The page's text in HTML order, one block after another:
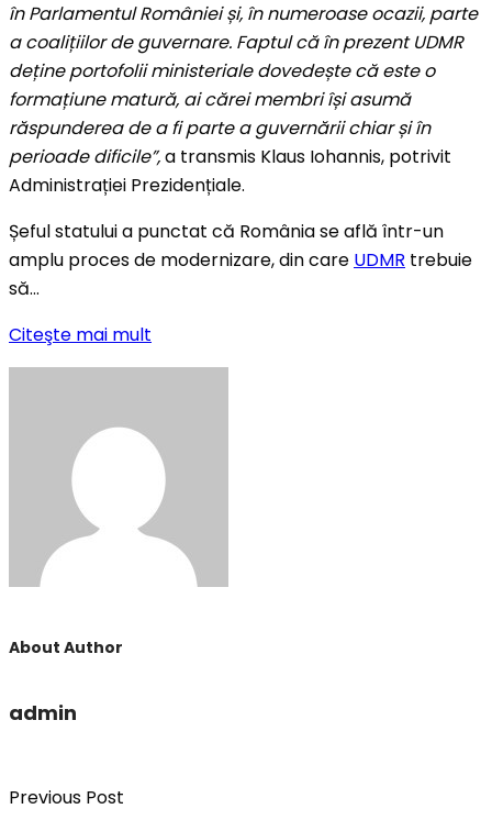
în Parlamentul României și, în numeroase ocazii, parte
a coalițiilor de guvernare. Faptul că în prezent UDMR
deține portofolii ministeriale dovedește că este o
formațiune matură, ai cărei membri își asumă
răspunderea de a fi parte a guvernării chiar și în
perioade dificile”,a transmis Klaus Iohannis, potrivit
Administrației Prezidențiale.
Șeful statului a punctat că România se află într-un
amplu proces de modernizare, din care UDMR trebuie
să…
Citeşte mai mult
About Author
admin
Previous Post